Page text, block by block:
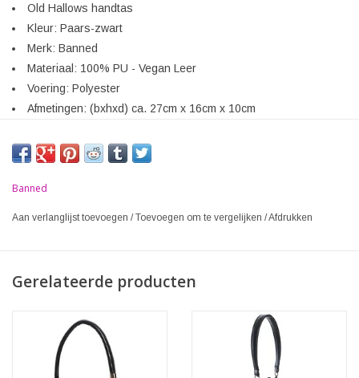
Old Hallows handtas
Kleur: Paars-zwart
Merk: Banned
Materiaal: 100% PU - Vegan Leer
Voering: Polyester
Afmetingen: (bxhxd) ca. 27cm x 16cm x 10cm
Banned
Aan verlanglijst toevoegen /Toevoegen om te vergelijken /Afdrukken
Gerelateerde producten